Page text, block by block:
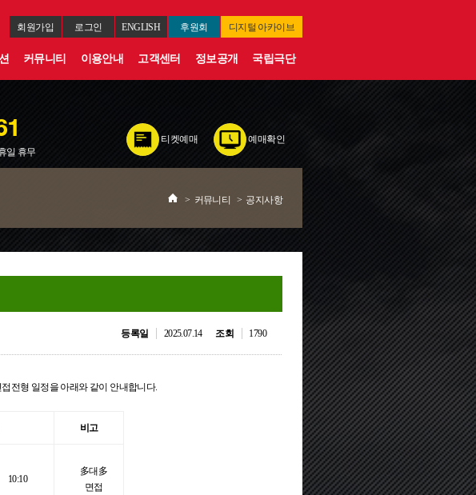
회원가입 로그인 ENGLISH 후원회 디지털 아카이브
커뮤니티 이용안내 고객센터 정보공개 국립극단
일 휴무
티켓예매 예매확인
> 커뮤니티 > 공지사항
등록일 2025.07.14 조회 1790
전형 일정을 아래와 같이 안내합니다.
비고
10:10
多대多
면접